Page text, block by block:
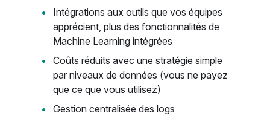
Intégrations aux outils que vos équipes
apprécient, plus des fonctionnalités de
Machine Learning intégrées
Coûts réduits avec une stratégie simple
par niveaux de données (vous ne payez
que ce que vous utilisez)
Gestion centralisée des logs